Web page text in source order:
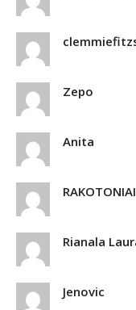
Zepo
Anita
Rianala
Jenovic